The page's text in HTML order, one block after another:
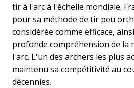
tir à l'arc à l'échelle mondiale.
pour sa méthode de tir peu
considérée comme efficace,
profonde compréhension de la
l'arc. L'un des archers les plus
maintenu sa compétitivité au
décennies.